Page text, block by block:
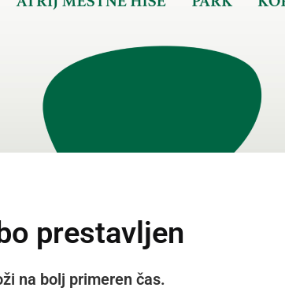
prestavljen
na bolj primeren čas.